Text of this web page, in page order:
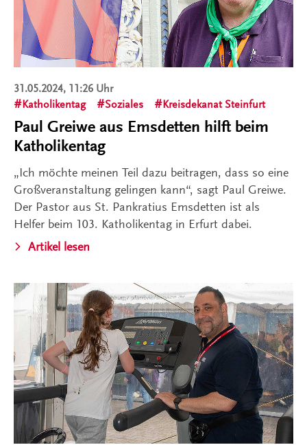
31.05.2024, 11:26 Uhr
Katholikentag
Soziales Kreisdekanat Steinfurt
Paul Greiwe aus Emsdetten hilft beim
Katholikentag
„Ich möchte meinen Teil dazu beitragen, dass so eine
Großveranstaltung gelingen kann“, sagt Paul Greiwe.
Der Pastor aus St. Pankratius Emsdetten ist als
Helfer beim 103. Katholikentag in Erfurt dabei.
Artikel lesen